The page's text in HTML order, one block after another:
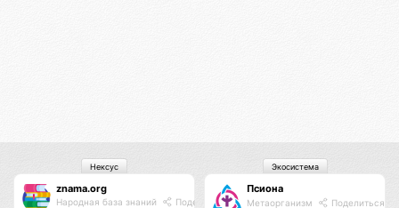
znama.org
Народная база знаний Поделиться
Нексус
Псиона
Метаорганизм Поделиться
Экосистема